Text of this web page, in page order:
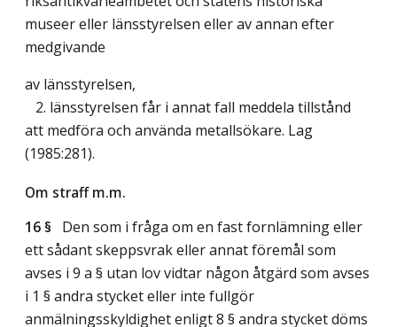
museer eller länsstyrelsen eller av annan efter
medgivande
av länsstyrelsen,
2. länsstyrelsen får i annat fall meddela tillstånd
att medföra och använda metallsökare. Lag
(1985:281).
Om straff m.m.
16 § Den som i fråga om en fast fornlämning eller
ett sådant skeppsvrak eller annat föremål som
avses i 9 a § utan lov vidtar någon åtgärd som avses
i 1 § andra stycket eller inte fullgör
anmälningsskyldighet enligt 8 § andra stycket döms